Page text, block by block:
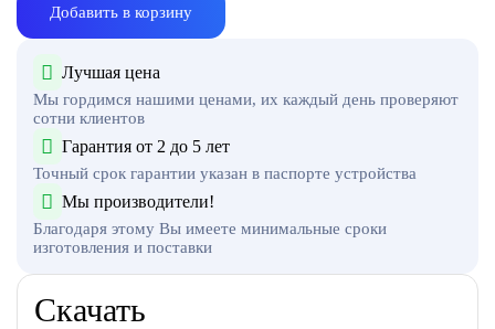
Добавить в корзину
Лучшая цена
Мы гордимся нашими ценами, их каждый день проверяют
сотни клиентов
Гарантия от 2 до 5 лет
Точный срок гарантии указан в паспорте устройства
Мы производители!
Благодаря этому Вы имеете минимальные сроки
изготовления и поставки
Скачать